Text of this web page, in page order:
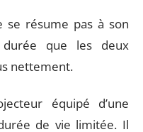
se résume pas à son
durée que les deux
nettement.
équipé d’une
de vie limitée. Il